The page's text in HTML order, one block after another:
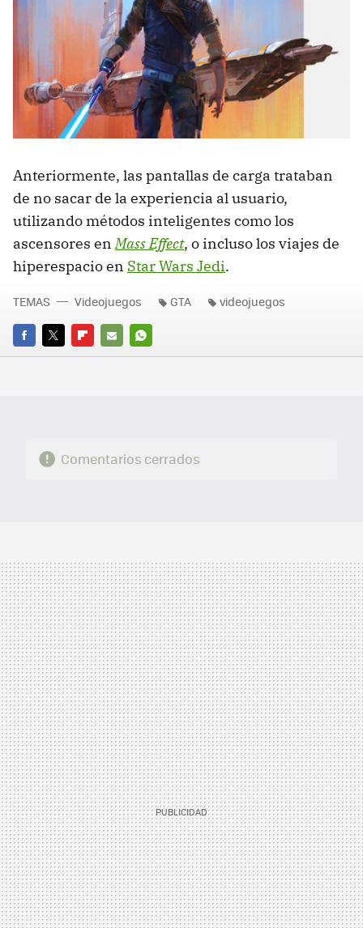
Anteriormente, las pantallas de carga trataban
de no sacar de la experiencia al usuario,
utilizando métodos inteligentes como los
ascensores enMass Effect, o incluso los viajes de
hiperespacio en Star Wars Jedi.
FACEBOOK
TWITTERFLIPBOARD
E-
WHATSAPP
TEMAS Videojuegos GTA videojuegos
Comentarios cerrados